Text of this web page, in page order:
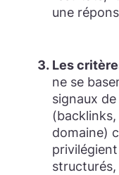
une
Les
ne se
signaux
domaine)